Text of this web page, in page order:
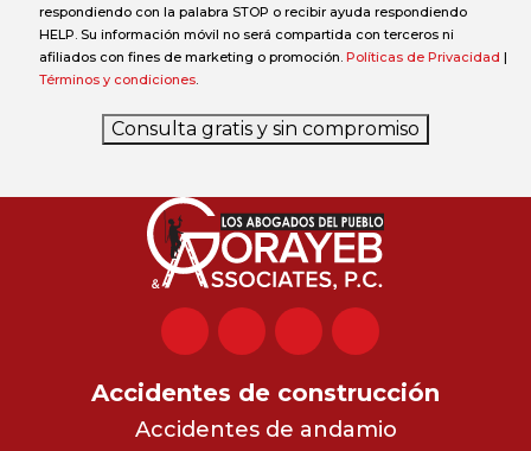
respondiendo con la palabra STOP o recibir ayuda respondiendo
HELP. Su información móvil no será compartida con terceros ni
afiliados con fines de marketing o promoción. Políticas de Privacidad |
Términos y condiciones.
Consulta gratis y sin compromiso
Accidentes de construcción
Accidentes de andamio